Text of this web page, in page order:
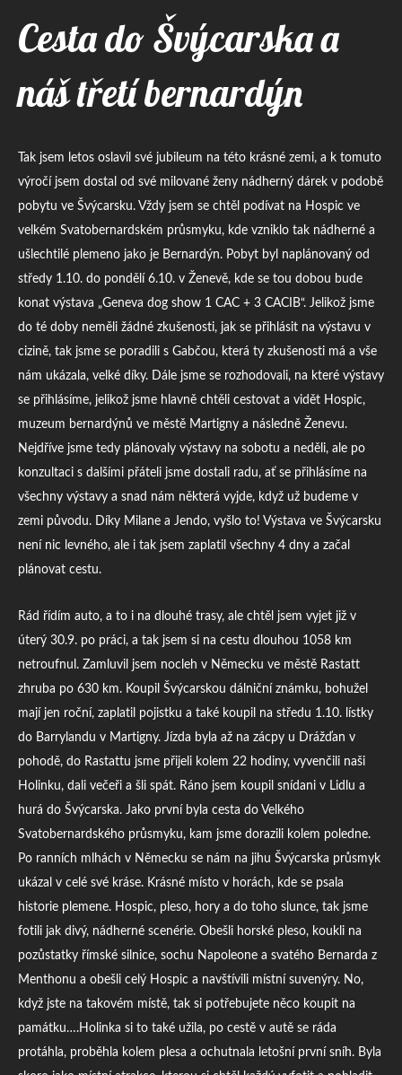
Cesta do Švýcarska a
náš třetí bernardýn
Tak jsem letos oslavil své jubileum na této krásné zemi, a k tomuto
výročí jsem dostal od své milované ženy nádherný dárek v podobě
pobytu ve Švýcarsku. Vždy jsem se chtěl podívat na Hospic ve
velkém Svatobernardském průsmyku, kde vzniklo tak nádherné a
ušlechtilé plemeno jako je Bernardýn. Pobyt byl naplánovaný od
středy 1.10. do pondělí 6.10. v Ženevě, kde se tou dobou bude
konat výstava „Geneva dog show 1 CAC + 3 CACIB“. Jelikož jsme
do té doby neměli žádné zkušenosti, jak se přihlásit na výstavu v
cizině, tak jsme se poradili s Gabčou, která ty zkušenosti má a vše
nám ukázala, velké díky. Dále jsme se rozhodovali, na které výstavy
se přihlásíme, jelikož jsme hlavně chtěli cestovat a vidět Hospic,
muzeum bernardýnů ve městě Martigny a následně Ženevu.
Nejdříve jsme tedy plánovaly výstavy na sobotu a neděli, ale po
konzultaci s dalšími přáteli jsme dostali radu, ať se přihlásíme na
všechny výstavy a snad nám některá vyjde, když už budeme v
zemi původu. Díky Milane a Jendo, vyšlo to! Výstava ve Švýcarsku
není nic levného, ale i tak jsem zaplatil všechny 4 dny a začal
plánovat cestu.
Rád řídím auto, a to i na dlouhé trasy, ale chtěl jsem vyjet již v
úterý 30.9. po práci, a tak jsem si na cestu dlouhou 1058 km
netroufnul. Zamluvil jsem nocleh v Německu ve městě Rastatt
zhruba po 630 km. Koupil Švýcarskou dálniční známku, bohužel
mají jen roční, zaplatil pojistku a také koupil na středu 1.10. lístky
do Barrylandu v Martigny. Jízda byla až na zácpy u Drážďan v
pohodě, do Rastattu jsme přijeli kolem 22 hodiny, vyvenčili naši
Holinku, dali večeři a šli spát. Ráno jsem koupil snídani v Lidlu a
hurá do Švýcarska. Jako první byla cesta do Velkého
Svatobernardského průsmyku, kam jsme dorazili kolem poledne.
Po ranních mlhách v Německu se nám na jihu Švýcarska průsmyk
ukázal v celé své kráse. Krásné místo v horách, kde se psala
historie plemene. Hospic, pleso, hory a do toho slunce, tak jsme
fotili jak divý, nádherné scenérie. Obešli horské pleso, koukli na
pozůstatky římské silnice, sochu Napoleone a svatého Bernarda z
Menthonu a obešli celý Hospic a navštívili místní suvenýry. No,
když jste na takovém místě, tak si potřebujete něco koupit na
památku….Holinka si to také užila, po cestě v autě se ráda
protáhla, proběhla kolem plesa a ochutnala letošní první sníh. Byla